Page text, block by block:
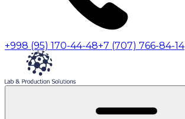
+998 (95) 170-44-48+7 (707) 766-84-14